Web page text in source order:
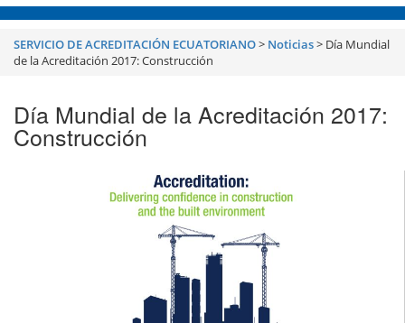
SERVICIO DE ACREDITACIÓN ECUATORIANO> Noticias> Día Mundial
de la Acreditación 2017: Construcción
Día Mundial de la Acreditación 2017:
Construcción